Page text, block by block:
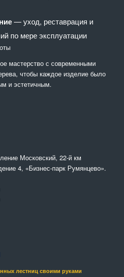
— уход, реставрация и
по мере эксплуатации
мастерство с современными
чтобы каждое изделие было
и эстетичным.
Московский, 22-й км
4, «Бизнес-парк Румянцево».
лестниц своими руками